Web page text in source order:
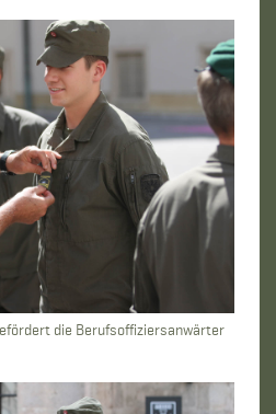
die Berufsoffiziersanwärter